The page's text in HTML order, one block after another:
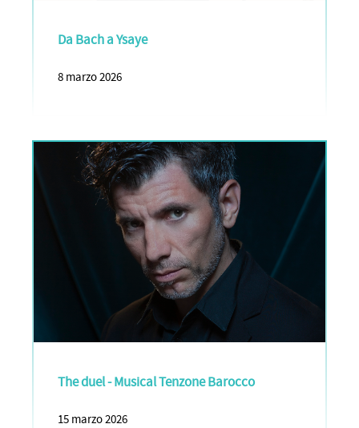
Da Bach a Ysaye
8 marzo 2026
The duel - Musical Tenzone Barocco
15 marzo 2026